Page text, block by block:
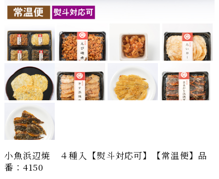
小魚浜辺焼 ４種入【熨斗対応可】【常温便】品
番：4150